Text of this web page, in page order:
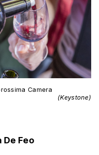
Camera
(Keystone)
Feo